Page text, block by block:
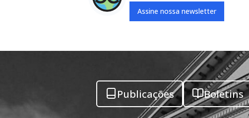
Assine nossa newsletter
Publicações Boletins